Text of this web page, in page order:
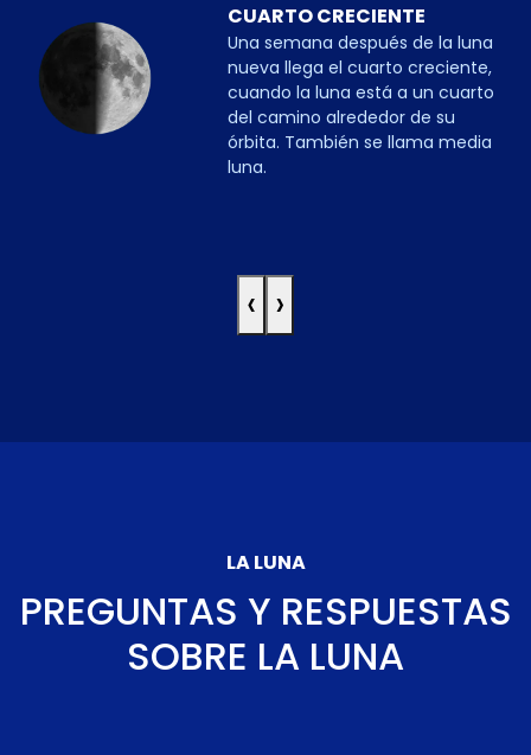
CUARTO CRECIENTE
Una semana después de la luna
nueva llega el cuarto creciente,
cuando la luna está a un cuarto
del camino alrededor de su
órbita. También se llama media
luna.
‹ ›
LA LUNA
PREGUNTAS Y RESPUESTAS
SOBRE LA LUNA